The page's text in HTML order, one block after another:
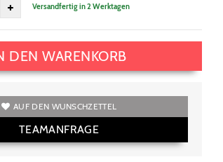
Versandfertig in 2 Werktagen
DEN WARENKORB
AUF DEN WUNSCHZETTEL
TEAMANFRAGE